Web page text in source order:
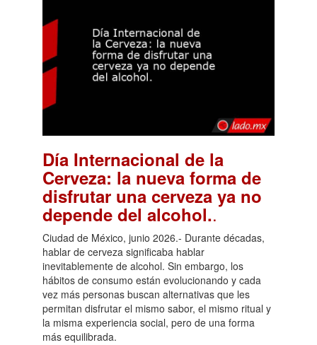
Día Internacional de la
Cerveza: la nueva forma de
disfrutar una cerveza ya no
depende del alcohol..
Ciudad de México, junio 2026.- Durante décadas,
hablar de cerveza significaba hablar
inevitablemente de alcohol. Sin embargo, los
hábitos de consumo están evolucionando y cada
vez más personas buscan alternativas que les
permitan disfrutar el mismo sabor, el mismo ritual y
la misma experiencia social, pero de una forma
más equilibrada.